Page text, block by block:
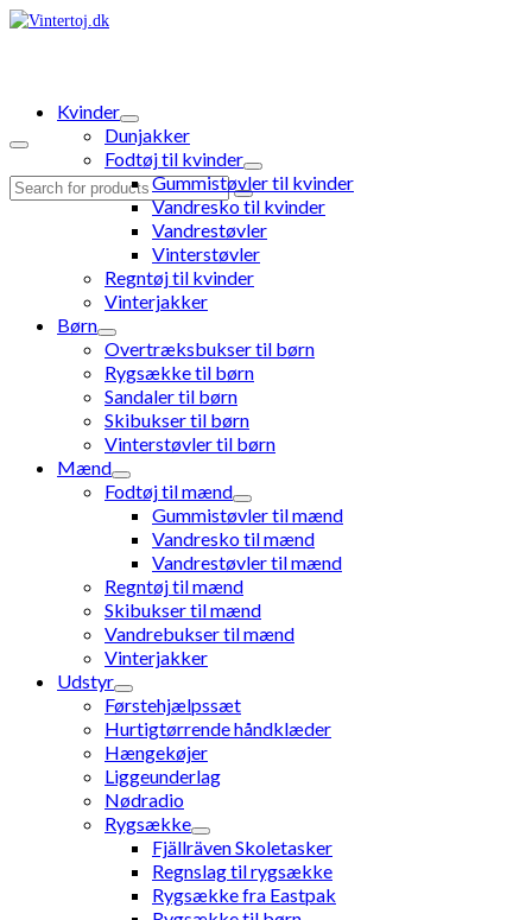
Search
Kvinder
Dunjakker
Fodtøj til kvinder
Gummistøvler til kvinder
Vandresko til kvinder
Vandrestøvler
Vinterstøvler
Regntøj til kvinder
Vinterjakker
Børn
Overtræksbukser til børn
Rygsække til børn
Sandaler til børn
Skibukser til børn
Vinterstøvler til børn
Mænd
Fodtøj til mænd
Gummistøvler til mænd
Vandresko til mænd
Vandrestøvler til mænd
Regntøj til mænd
Skibukser til mænd
Vandrebukser til mænd
Vinterjakker
Udstyr
Førstehjælpssæt
Hurtigtørrende håndklæder
Hængekøjer
Liggeunderlag
Nødradio
Rygsække
Fjällräven Skoletasker
Regnslag til rygsække
Rygsække fra Eastpak